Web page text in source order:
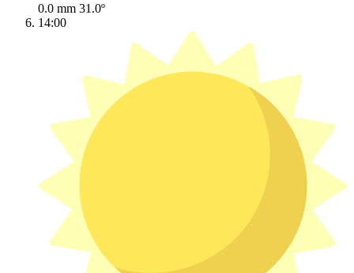
0.0 mm 31.0º
14:00